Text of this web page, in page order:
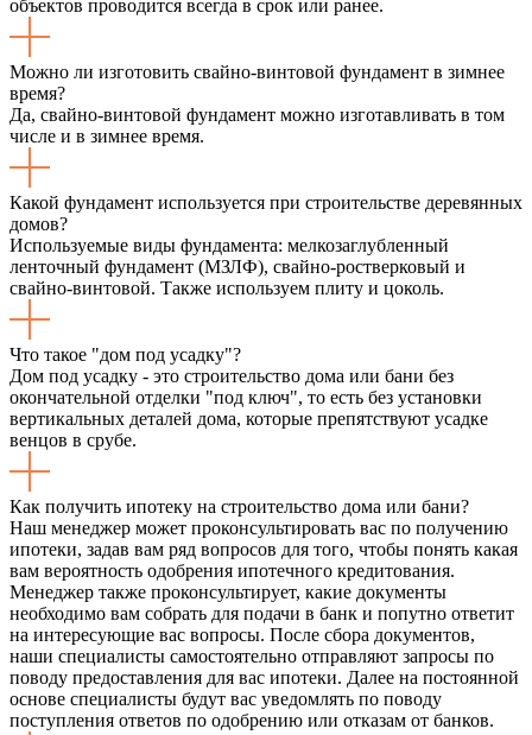
объектов проводится всегда в срок или ранее.
Можно ли изготовить свайно-винтовой фундамент в зимнее
время?
Да, свайно-винтовой фундамент можно изготавливать в том
числе и в зимнее время.
Какой фундамент используется при строительстве деревянных
домов?
Используемые виды фундамента: мелкозаглубленный
ленточный фундамент (МЗЛФ), свайно-ростверковый и
свайно-винтовой. Также используем плиту и цоколь.
Что такое "дом под усадку"?
Дом под усадку - это строительство дома или бани без
окончательной отделки "под ключ", то есть без установки
вертикальных деталей дома, которые препятствуют усадке
венцов в срубе.
Как получить ипотеку на строительство дома или бани?
Наш менеджер может проконсультировать вас по получению
ипотеки, задав вам ряд вопросов для того, чтобы понять какая
вам вероятность одобрения ипотечного кредитования.
Менеджер также проконсультирует, какие документы
необходимо вам собрать для подачи в банк и попутно ответит
на интересующие вас вопросы. После сбора документов,
наши специалисты самостоятельно отправляют запросы по
поводу предоставления для вас ипотеки. Далее на постоянной
основе специалисты будут вас уведомлять по поводу
поступления ответов по одобрению или отказам от банков.